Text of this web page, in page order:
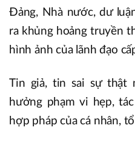
Đảng, Nhà nước, dư
ra khủng hoảng truyền
hình ảnh của lãnh đạo
Tin giả, tin sai sự thật
hưởng phạm vi hẹp,
hợp pháp của cá nhân,